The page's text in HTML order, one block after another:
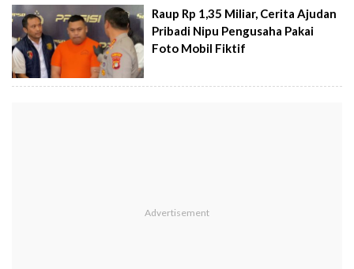
Raup Rp 1,35 Miliar, Cerita Ajudan
Pribadi Nipu Pengusaha Pakai
Foto Mobil Fiktif